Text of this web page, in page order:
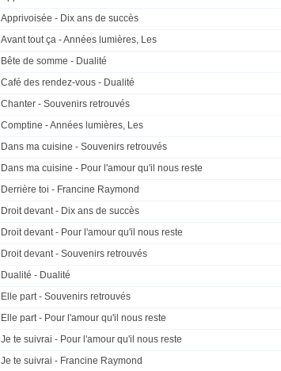
Apprivoisée - Dix ans de succès
Avant tout ça - Années lumières, Les
Bête de somme - Dualité
Café des rendez-vous - Dualité
Chanter - Souvenirs retrouvés
Comptine - Années lumières, Les
Dans ma cuisine - Souvenirs retrouvés
Dans ma cuisine - Pour l'amour qu'il nous reste
Derrière toi - Francine Raymond
Droit devant - Dix ans de succès
Droit devant - Pour l'amour qu'il nous reste
Droit devant - Souvenirs retrouvés
Dualité - Dualité
Elle part - Souvenirs retrouvés
Elle part - Pour l'amour qu'il nous reste
Je te suivrai - Pour l'amour qu'il nous reste
Je te suivrai - Francine Raymond